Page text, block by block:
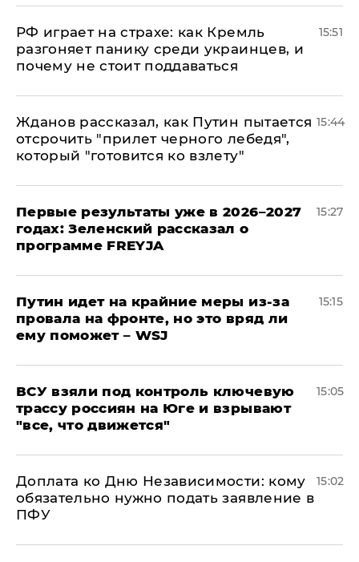
РФ играет на страхе: как Кремль
разгоняет панику среди украинцев, и
почему не стоит поддаваться
15:51
Жданов рассказал, как Путин пытается
отсрочить "прилет черного лебедя",
который "готовится ко взлету"
15:44
Первые результаты уже в 2026–2027
годах: Зеленский рассказал о
программе FREYJA
15:27
Путин идет на крайние меры из-за
провала на фронте, но это вряд ли
ему поможет – WSJ
15:15
ВСУ взяли под контроль ключевую
трассу россиян на Юге и взрывают
"все, что движется"
15:05
Доплата ко Дню Независимости: кому
обязательно нужно подать заявление в
ПФУ
15:02